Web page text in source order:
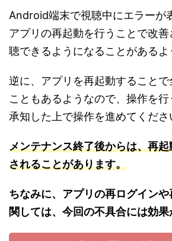
Android端末で視聴中にエラーが
アプリの再起動を行うことで改
聴できるようになることがあるよ
逆に、アプリを再起動すること
こともあるようなので、操作を
承知した上で操作を進めてくださ
メンテナンス終了後からは、再
されることがあります。
ちなみに、アプリの再ログイン
関しては、今回の不具合には効果